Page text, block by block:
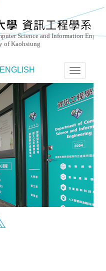
ENGLISH
選
單
切
換